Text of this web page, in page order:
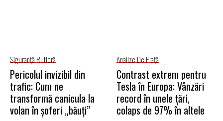
Siguranţă Rutieră
Pericolul invizibil din
trafic: Cum ne
transformă canicula la
volan în șoferi „băuți”
Analize De Piață
Contrast extrem pentru
Tesla în Europa: Vânzări
record în unele țări,
colaps de 97% în altele